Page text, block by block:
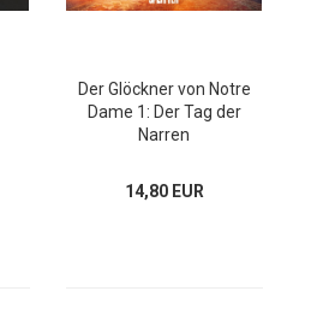
Der Glöckner von Notre
Dame 1: Der Tag der
Narren
14,80 EUR